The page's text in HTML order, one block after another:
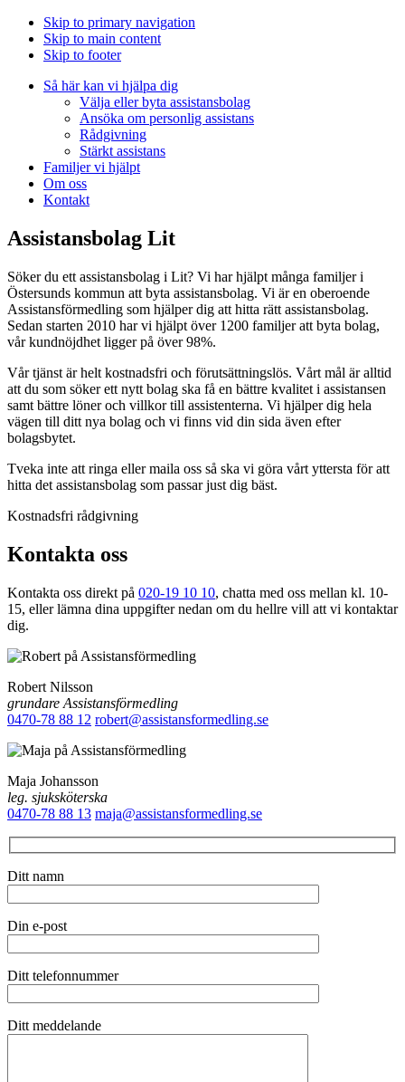
Skip to primary navigation
Skip to main content
Skip to footer
Så här kan vi hjälpa dig
Välja eller byta assistansbolag
Ansöka om personlig assistans
Rådgivning
Stärkt assistans
Familjer vi hjälpt
Om oss
Kontakt
Assistansbolag Lit
Söker du ett assistansbolag i Lit? Vi har hjälpt många familjer i
Östersunds kommun att byta assistansbolag. Vi är en oberoende
Assistansförmedling som hjälper dig att hitta rätt assistansbolag.
Sedan starten 2010 har vi hjälpt över 1200 familjer att byta bolag,
vår kundnöjdhet ligger på över 98%.
Vår tjänst är helt kostnadsfri och förutsättningslös. Vårt mål är alltid
att du som söker ett nytt bolag ska få en bättre kvalitet i assistansen
samt bättre löner och villkor till assistenterna. Vi hjälper dig hela
vägen till ditt nya bolag och vi finns vid din sida även efter
bolagsbytet.
Tveka inte att ringa eller maila oss så ska vi göra vårt yttersta för att
hitta det assistansbolag som passar just dig bäst.
Kostnadsfri rådgivning
Kontakta oss
Kontakta oss direkt på 020-19 10 10, chatta med oss mellan kl. 10-
15, eller lämna dina uppgifter nedan om du hellre vill att vi kontaktar
dig.
Robert Nilsson
grundare Assistansförmedling
0470-78 88 12 robert@assistansformedling.se
Maja Johansson
leg. sjuksköterska
0470-78 88 13 maja@assistansformedling.se
Ditt namn
Din e-post
Ditt telefonnummer
Ditt meddelande